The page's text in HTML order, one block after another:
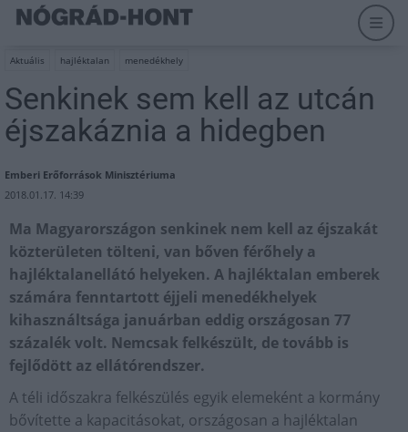
Aktuális hajléktalan menedékhely
Senkinek sem kell az utcán
éjszakáznia a hidegben
Emberi Erőforrások Minisztériuma
2018.01.17. 14:39
Ma Magyarországon senkinek nem kell az éjszakát
közterületen tölteni, van bőven férőhely a
hajléktalanellátó helyeken. A hajléktalan emberek
számára fenntartott éjjeli menedékhelyek
kihasználtsága januárban eddig országosan 77
százalék volt. Nemcsak felkészült, de tovább is
fejlődött az ellátórendszer.
A téli időszakra felkészülés egyik elemeként a kormány
bővítette a kapacitásokat, országosan a hajléktalan